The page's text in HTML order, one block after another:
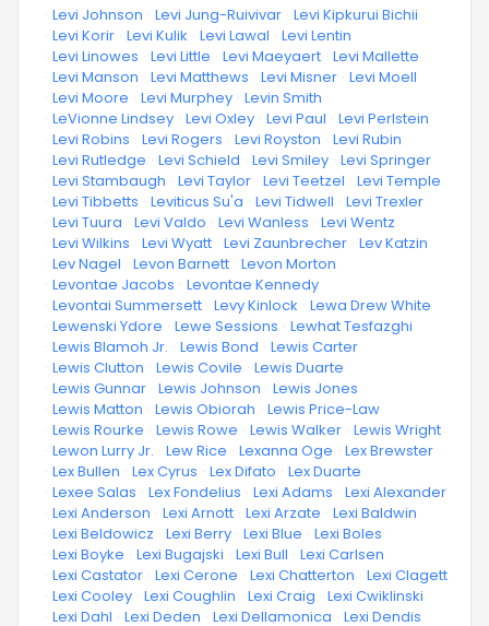
· Levi Johnson · Levi Jung-Ruivivar · Levi Kipkurui Bichii
· Levi Korir · Levi Kulik · Levi Lawal · Levi Lentin
· Levi Linowes · Levi Little · Levi Maeyaert · Levi Mallette
· Levi Manson · Levi Matthews · Levi Misner · Levi Moell
· Levi Moore · Levi Murphey · Levin Smith
· LeVionne Lindsey · Levi Oxley · Levi Paul · Levi Perlstein
· Levi Robins · Levi Rogers · Levi Royston · Levi Rubin
· Levi Rutledge · Levi Schield · Levi Smiley · Levi Springer
· Levi Stambaugh · Levi Taylor · Levi Teetzel · Levi Temple
· Levi Tibbetts · Leviticus Su'a · Levi Tidwell · Levi Trexler
· Levi Tuura · Levi Valdo · Levi Wanless · Levi Wentz
· Levi Wilkins · Levi Wyatt · Levi Zaunbrecher · Lev Katzin
· Lev Nagel · Levon Barnett · Levon Morton
· Levontae Jacobs · Levontae Kennedy
· Levontai Summersett · Levy Kinlock · Lewa Drew White
· Lewenski Ydore · Lewe Sessions · Lewhat Tesfazghi
· Lewis Blamoh Jr. · Lewis Bond · Lewis Carter
· Lewis Clutton · Lewis Covile · Lewis Duarte
· Lewis Gunnar · Lewis Johnson · Lewis Jones
· Lewis Matton · Lewis Obiorah · Lewis Price-Law
· Lewis Rourke · Lewis Rowe · Lewis Walker · Lewis Wright
· Lewon Lurry Jr. · Lew Rice · Lexanna Oge · Lex Brewster
· Lex Bullen · Lex Cyrus · Lex Difato · Lex Duarte
· Lexee Salas · Lex Fondelius · Lexi Adams · Lexi Alexander
· Lexi Anderson · Lexi Arnott · Lexi Arzate · Lexi Baldwin
· Lexi Beldowicz · Lexi Berry · Lexi Blue · Lexi Boles
· Lexi Boyke · Lexi Bugajski · Lexi Bull · Lexi Carlsen
· Lexi Castator · Lexi Cerone · Lexi Chatterton · Lexi Clagett
· Lexi Cooley · Lexi Coughlin · Lexi Craig · Lexi Cwiklinski
· Lexi Dahl · Lexi Deden · Lexi Dellamonica · Lexi Dendis